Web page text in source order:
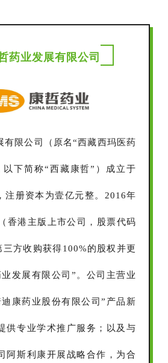
药业发展有限公司
有限公司（原名“西藏西玛医药
以下简称“西藏康哲”）成立于
注册资本为壹亿元整。2016年
香港主版上市公司，股票代码
方收购获得100%的股权并更
发展有限公司”。公司主营业
康药业股份有限公司”产品新
供专业学术推广服务；以及与
阿斯利康开展战略合作，为合